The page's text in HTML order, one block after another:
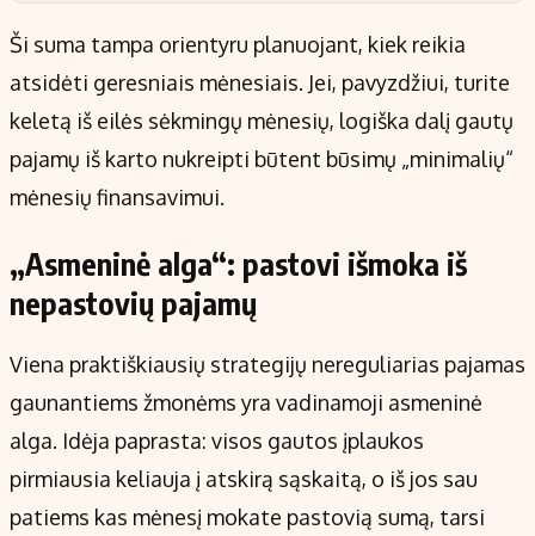
Ši suma tampa orientyru planuojant, kiek reikia
atsidėti geresniais mėnesiais. Jei, pavyzdžiui, turite
keletą iš eilės sėkmingų mėnesių, logiška dalį gautų
pajamų iš karto nukreipti būtent būsimų „minimalių“
mėnesių finansavimui.
„Asmeninė alga“: pastovi išmoka iš
nepastovių pajamų
Viena praktiškiausių strategijų nereguliarias pajamas
gaunantiems žmonėms yra vadinamoji asmeninė
alga. Idėja paprasta: visos gautos įplaukos
pirmiausia keliauja į atskirą sąskaitą, o iš jos sau
patiems kas mėnesį mokate pastovią sumą, tarsi